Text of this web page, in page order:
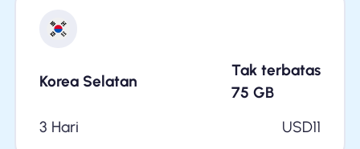
Korea Selatan
Tak terbatas
75 GB
3 Hari
USD11